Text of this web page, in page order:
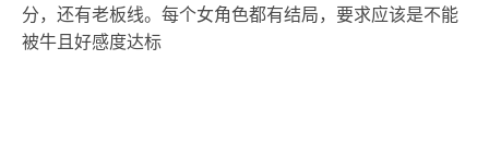
分，还有老板线。每个女角色都有结局，要求应该是不能
被牛且好感度达标